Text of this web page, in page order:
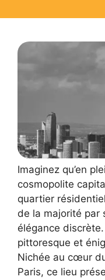
Imaginez qu’en
cosmopolite
quartier
de la majorité par
élégance
pittoresque et
Nichée au cœur
Paris, ce lieu